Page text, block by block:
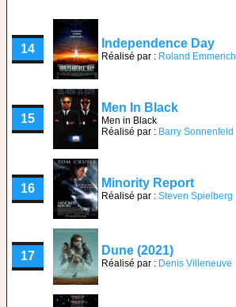
14 Independence Day
Réalisé par : Roland Emmerich
15
Men In Black
Men in Black
Réalisé par : Barry Sonnenfeld
16 Minority Report
Réalisé par : Steven Spielberg
17 Dune (2021)
Réalisé par : Denis Villeneuve